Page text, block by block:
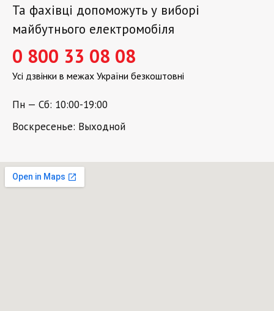
Та фахівці допоможуть у виборі
майбутнього електромобіля
0 800 33 08 08
Усі дзвінки в межах України безкоштовні
Пн — Сб: 10:00-19:00
Воскресенье: Выходной